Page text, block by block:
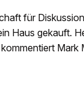
für
Haus gekauft.
Mark